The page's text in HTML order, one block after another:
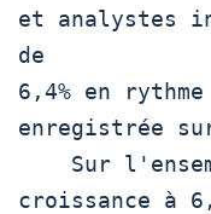
et analystes
de
6,4% en
enregistrée
croissance à